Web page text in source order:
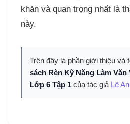
khăn và quan trọng nhất là
này.
Trên đây là phần giới thiệu và
sách Rèn Kỹ Năng Làm Văn
Lớp 6 Tập 1 của tác giả Lê